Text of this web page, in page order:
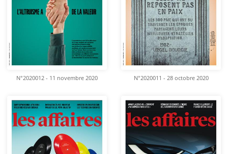
N°2020012 - 11 novembre 2020 N°2020011 - 28 octobre 2020